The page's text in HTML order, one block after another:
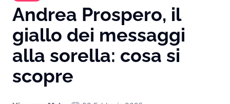
Andrea Prospero, il
giallo dei messaggi
alla sorella: cosa si
scopre